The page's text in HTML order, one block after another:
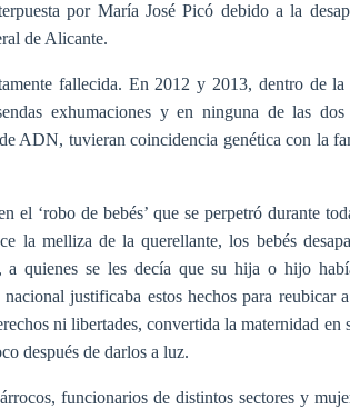
por María José Picó debido a la
de Alicante.
fallecida. En 2012 y 2013, dentro de la
exhumaciones y en ninguna de las dos
ADN, tuvieran coincidencia genética con la
el ‘robo de bebés’ que se perpetró durante
la melliza de la querellante, los bebés
a quienes se les decía que su hija o hijo
justificaba estos hechos para reubicar
ni libertades, convertida la maternidad en
después de darlos a luz.
funcionarios de distintos sectores y